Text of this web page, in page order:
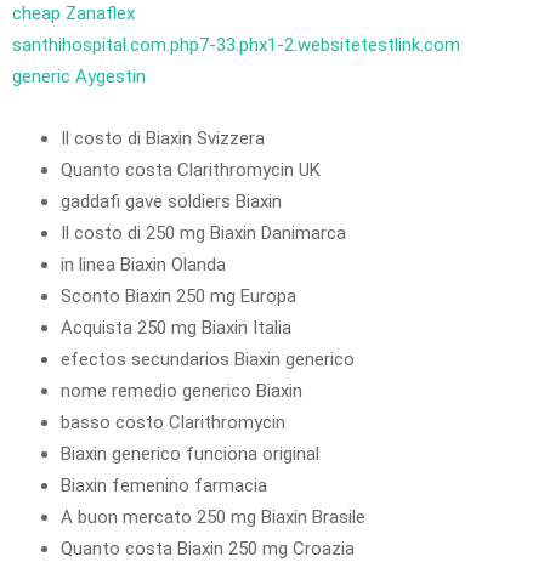
cheap Zanaflex
santhihospital.com.php7-33.phx1-2.websitetestlink.com
generic Aygestin
Il costo di Biaxin Svizzera
Quanto costa Clarithromycin UK
gaddafi gave soldiers Biaxin
Il costo di 250 mg Biaxin Danimarca
in linea Biaxin Olanda
Sconto Biaxin 250 mg Europa
Acquista 250 mg Biaxin Italia
efectos secundarios Biaxin generico
nome remedio generico Biaxin
basso costo Clarithromycin
Biaxin generico funciona original
Biaxin femenino farmacia
A buon mercato 250 mg Biaxin Brasile
Quanto costa Biaxin 250 mg Croazia